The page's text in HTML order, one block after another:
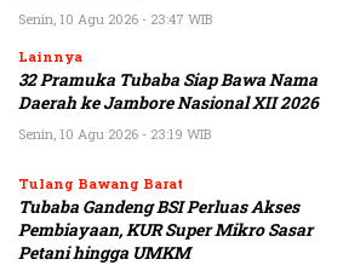
Senin, 10 Agu 2026 - 23:47 WIB
Lainnya
32 Pramuka Tubaba Siap Bawa Nama
Daerah ke Jambore Nasional XII 2026
Senin, 10 Agu 2026 - 23:19 WIB
Tulang Bawang Barat
Tubaba Gandeng BSI Perluas Akses
Pembiayaan, KUR Super Mikro Sasar
Petani hingga UMKM